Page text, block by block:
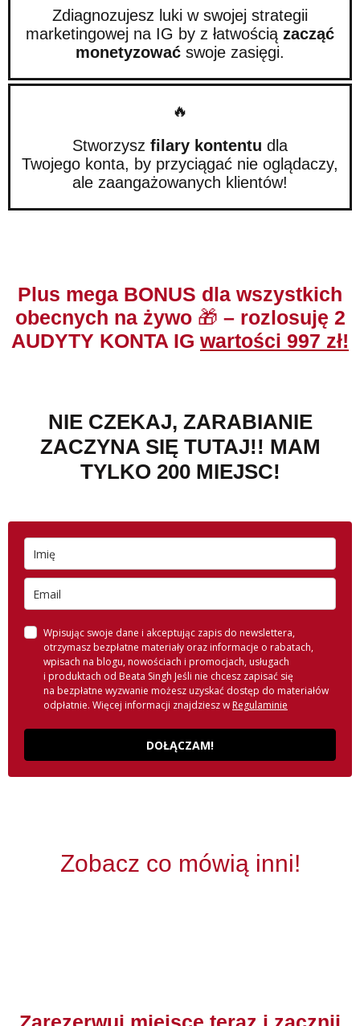
Zdiagnozujesz luki w swojej strategii
marketingowej na IG by z łatwością zacząć
monetyzować swoje zasięgi.
🔥
Stworzysz filary kontentu dla
Twojego konta, by przyciągać nie oglądaczy,
ale zaangażowanych klientów!
Plus mega BONUS dla wszystkich
obecnych na żywo 🎁 – rozlosuję 2
AUDYTY KONTA IG wartości 997 zł!
NIE CZEKAJ, ZARABIANIE
ZACZYNA SIĘ TUTAJ!! MAM
TYLKO 200 MIEJSC!
Wpisując swoje dane i akceptując zapis do newslettera,
otrzymasz bezpłatne materiały oraz informacje o rabatach,
wpisach na blogu, nowościach i promocjach, usługach
i produktach od Beata Singh Jeśli nie chcesz zapisać się
na bezpłatne wyzwanie możesz uzyskać dostęp do materiałów
odpłatnie. Więcej informacji znajdziesz w Regulaminie
DOŁĄCZAM!
Zobacz co mówią inni!